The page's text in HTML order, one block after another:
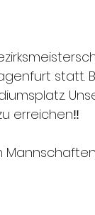
statt.
erreichen‼️